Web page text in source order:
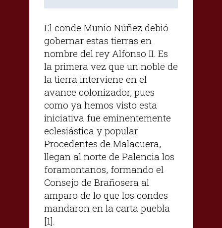
El conde Munio Núñez debió
gobernar estas tierras en
nombre del rey Alfonso II. Es
la primera vez que un noble de
la tierra interviene en el
avance colonizador, pues
como ya hemos visto esta
iniciativa fue eminentemente
eclesiástica y popular.
Procedentes de Malacuera,
llegan al norte de Palencia los
foramontanos, formando el
Consejo de Brañosera al
amparo de lo que los condes
mandaron en la carta puebla
[1].